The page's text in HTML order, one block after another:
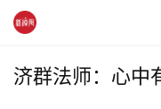
济群法师：心中